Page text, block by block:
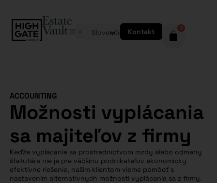
Slovenčina Kontakt 0
ACCOUNTING
Možnosti vyplácania
sa majiteľov z firmy
Keďže vyplácanie sa prostredníctvom mzdy alebo odmeny
štatutára nie je pre väčšinu podnikateľov ekonomicky
efektívne riešenie, našim klientom vieme pomôcť s
nastavením alternatívnych možností vyplácania sa z firmy.